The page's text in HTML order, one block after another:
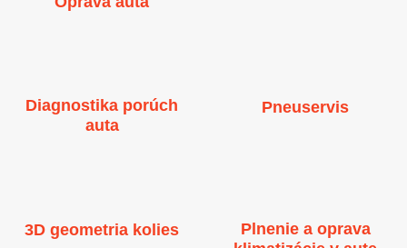
Diagnostika porúch
auta
Pneuservis
3D geometria kolies
Plnenie a oprava